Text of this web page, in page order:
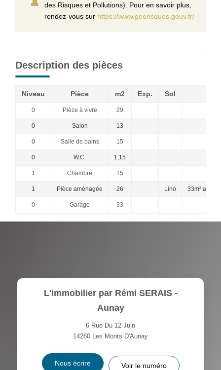
des Risques et Pollutions). Pour en savoir plus,
rendez-vous sur https://www.georisques.gouv.fr/
Description des pièces
Niveau Pièce m2 Exp. Sol
0 Pièce à vivre 29
0 Salon 13
0 Salle de bains 15
0 W.C. 1,15
1 Chambre 15
1 Pièce aménagée 26 Lino 33m² au
0 Garage 33
L'immobilier par Rémi SERAIS -
Aunay
6 Rue Du 12 Juin
14260 Les Monts D'Aunay
Nous écrire Voir le numéro